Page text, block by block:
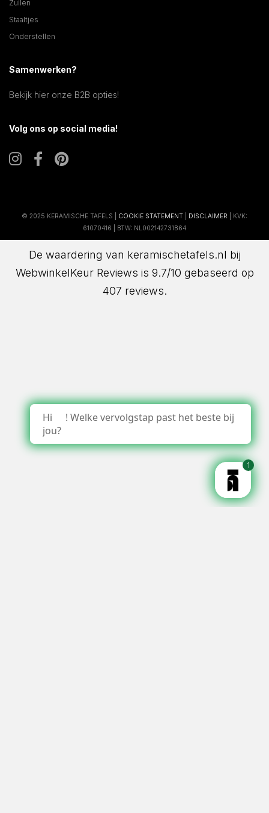
Zuilen
Staaltjes
Onderstellen
Samenwerken?
Bekijk hier onze B2B opties!
Volg ons op social media!
© 2025 KERAMISCHE TAFELS | COOKIE STATEMENT DISCLAIMER | KVK:
61070416 | BTW: NL002142731B64
De waardering van keramischetafels.nl bij
WebwinkelKeur Reviews is 9.7/10 gebaseerd op
407 reviews.
Hi
! Welke vervolgstap past het beste bij
jou?
1